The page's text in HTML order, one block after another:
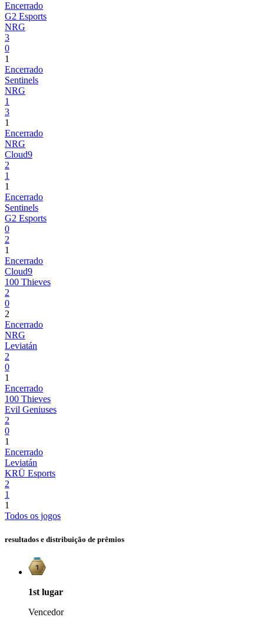
Encerrado
G2 Esports
NRG
3
0
1
Encerrado
Sentinels
NRG
1
3
1
Encerrado
NRG
Cloud9
2
1
1
Encerrado
Sentinels
G2 Esports
0
2
1
Encerrado
Cloud9
100 Thieves
2
0
2
Encerrado
NRG
Leviatán
2
0
1
Encerrado
100 Thieves
Evil Geniuses
2
0
1
Encerrado
Leviatán
KRÜ Esports
2
1
1
Todos os jogos
resultados e distribuição de prêmios
1st lugar
Vencedor